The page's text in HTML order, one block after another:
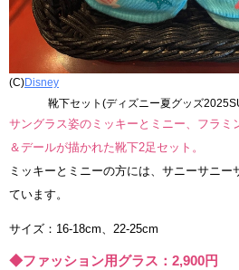
(C)Disney
靴下セット(ディズニー夏グッズ
サングラス姿のミッキーとミニー、フラミ
＆デールが描かれた靴下2足セット。
ミッキーとミニーの方には、サニーサニ
ています。
サイズ：16-18cm、22-25cm
◆ファッション用グラス：2,900円